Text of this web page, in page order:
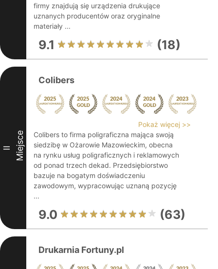
firmy znajdują się urządzenia drukujące
uznanych producentów oraz oryginalne
materiały ...
9.1 (18)
II Miejsce
Colibers
Pokaż więcej >>
Colibers to firma poligraficzna mająca swoją
siedzibę w Ożarowie Mazowieckim, obecna
na rynku usług poligraficznych i reklamowych
od ponad trzech dekad. Przedsiębiorstwo
bazuje na bogatym doświadczeniu
zawodowym, wypracowując uznaną pozycję
...
9.0 (63)
Drukarnia Fortuny.pl